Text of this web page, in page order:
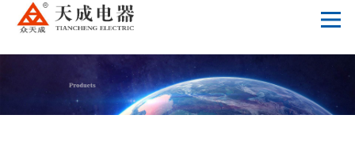
爱游戏体育,爱游戏官方网站